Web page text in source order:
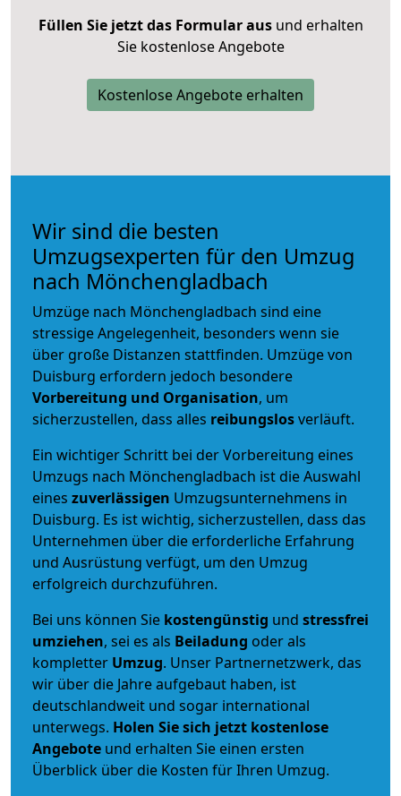
Füllen Sie jetzt das Formular ausund erhalten
Sie kostenlose Angebote
Kostenlose Angebote erhalten
Wir sind die besten
Umzugsexperten für den Umzug
nach Mönchengladbach
Umzüge nach Mönchengladbach sind eine
stressige Angelegenheit, besonders wenn sie
über große Distanzen stattfinden. Umzüge von
Duisburg erfordern jedoch besondere
Vorbereitung und Organisation, um
sicherzustellen, dass alles reibungslosverläuft.
Ein wichtiger Schritt bei der Vorbereitung eines
Umzugs nach Mönchengladbach ist die Auswahl
eines zuverlässigen Umzugsunternehmens in
Duisburg. Es ist wichtig, sicherzustellen, dass das
Unternehmen über die erforderliche Erfahrung
und Ausrüstung verfügt, um den Umzug
erfolgreich durchzuführen.
Bei uns können Sie kostengünstig und stressfrei
umziehen, sei es als Beiladung oder als
kompletter Umzug. Unser Partnernetzwerk, das
wir über die Jahre aufgebaut haben, ist
deutschlandweit und sogar international
unterwegs. Holen Sie sich jetzt kostenlose
Angebote und erhalten Sie einen ersten
Überblick über die Kosten für Ihren Umzug.